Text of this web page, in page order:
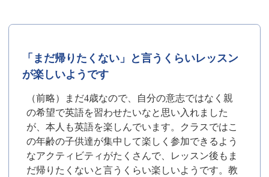
「まだ帰りたくない」と言うくらいレッスン
が楽しいようです
（前略）まだ4歳なので、自分の意志ではなく親
の希望で英語を習わせたいなと思い入れました
が、本人も英語を楽しんでいます。クラスではこ
の年齢の子供達が集中して楽しく参加できるよう
なアクティビティがたくさんで、レッスン後もま
だ帰りたくないと言うくらい楽しいようです。教